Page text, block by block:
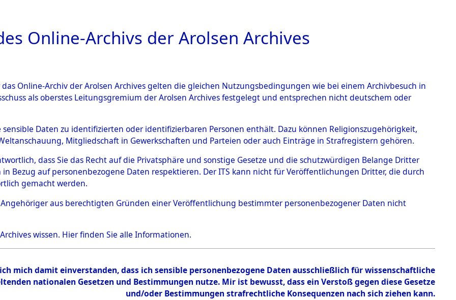
ARCHIVALE ÜBERSICHT BILD
0002 (108003102)
Person BASSAJEW, FJODOR FJEDOR
Bestand
Online-Archivs der Arolsen Archives
Online-Archiv der Arolsen Archives gelten die gleichen Nutzungsbedingungen wie bei einem Archivbesuch in
als oberstes Leitungsgremium der Arolsen Archives festgelegt und entsprechen nicht deutschem oder
sensible Daten zu identifizierten oder identifizierbaren Personen enthält. Dazu können Religionszugehörigkeit,
Mitgliedschaft in Gewerkschaften und Parteien oder auch Einträge in Strafregistern gehören.
dass Sie das Recht auf die Privatsphäre und sonstige Gesetze und die schutzwürdigen Belange Dritter
Bezug auf personenbezogene Daten respektieren. Der ITS kann nicht für Veröffentlichungen Dritter, die durch
gemacht werden.
Angehöriger aus berechtigten Gründen einer Veröffentlichung bestimmter personenbezogener Daten nicht
wissen. Hierfinden Sie alle Informationen.
mich damit einverstanden, dass ich sensible personenbezogene Daten ausschließlich für wissenschaftliche
nationalen Gesetzen und Bestimmungen nutze. Mir ist bewusst, dass ein Verstoß gegen diese Gesetze
und/oder Bestimmungen strafrechtliche Konsequenzen nach sich ziehen kann.